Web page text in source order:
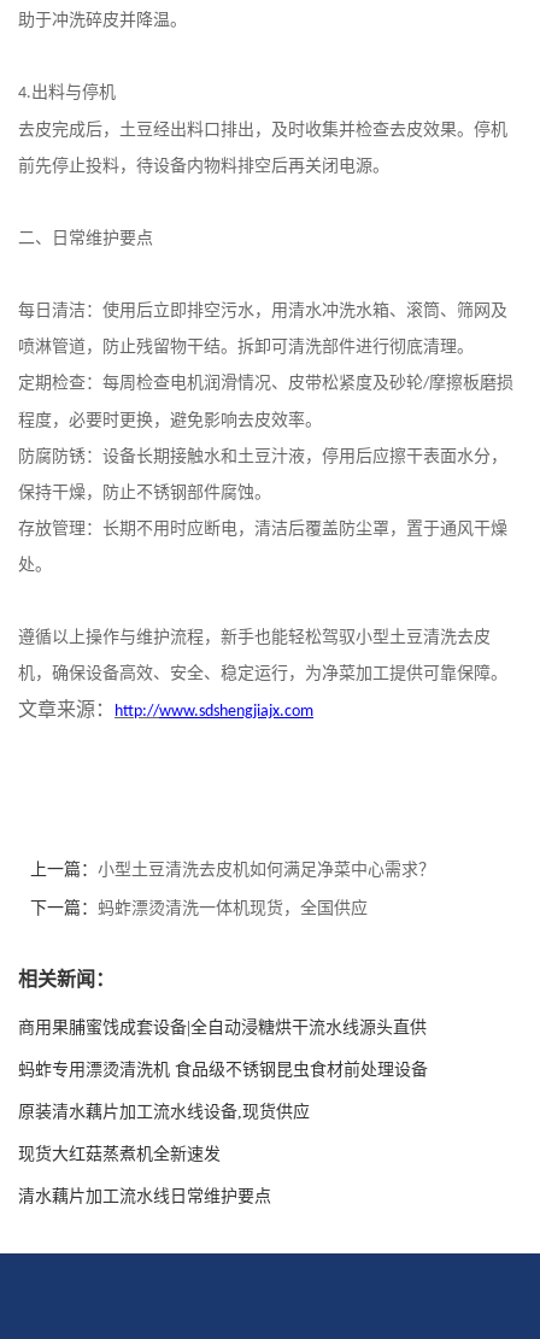
助于冲洗碎皮并降温。
4.出料与停机
去皮完成后，土豆经出料口排出，及时收集并检查去皮效果。停机
前先停止投料，待设备内物料排空后再关闭电源。
二、日常维护要点
每日清洁：使用后立即排空污水，用清水冲洗水箱、滚筒、筛网及
喷淋管道，防止残留物干结。拆卸可清洗部件进行彻底清理。
定期检查：每周检查电机润滑情况、皮带松紧度及砂轮/摩擦板磨损
程度，必要时更换，避免影响去皮效率。
防腐防锈：设备长期接触水和土豆汁液，停用后应擦干表面水分，
保持干燥，防止不锈钢部件腐蚀。
存放管理：长期不用时应断电，清洁后覆盖防尘罩，置于通风干燥
处。
遵循以上操作与维护流程，新手也能轻松驾驭小型土豆清洗去皮
机，确保设备高效、安全、稳定运行，为净菜加工提供可靠保障。
文章来源： http://www.sdshengjiajx.com
上一篇： 小型土豆清洗去皮机如何满足净菜中心需求？
下一篇： 蚂蚱漂烫清洗一体机现货，全国供应
相关新闻：
商用果脯蜜饯成套设备|全自动浸糖烘干流水线源头直供
蚂蚱专用漂烫清洗机 食品级不锈钢昆虫食材前处理设备
原装清水藕片加工流水线设备,现货供应
现货大红菇蒸煮机全新速发
清水藕片加工流水线日常维护要点